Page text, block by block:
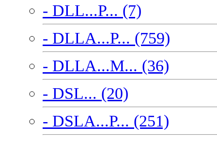
- DLL...P... (7)
- DLLA...P... (759)
- DLLA...M... (36)
- DSL... (20)
- DSLA...P... (251)